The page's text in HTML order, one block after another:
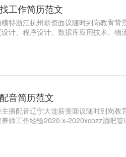
工作简历范文
特浙江杭州薪资面议随时到岗教育
计、程序设计、数据库应用技术、物
音简历范文
播配音辽宁大连薪资面议随时到岗
师工作经验2020.x-2020xcozz酒吧